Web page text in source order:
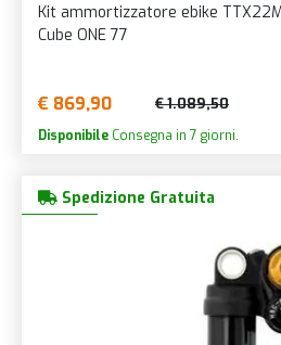
Kit ammortizzatore ebike
Cube ONE 77
€ 869,90 € 1.089,50
Disponibile Consegna in 7 giorni.
Spedizione Gratuita